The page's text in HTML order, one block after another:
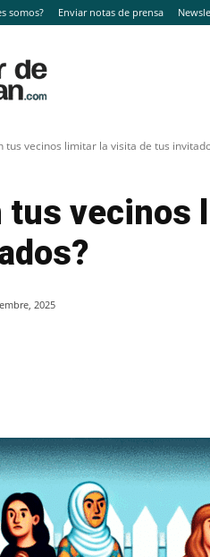
somos? Enviar notas de prensa
tus vecinos limitar la visita de tus
tus
2025